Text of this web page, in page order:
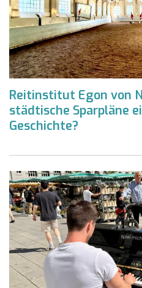
Reitinstitut Egon von
städtische Sparpläne
Geschichte?